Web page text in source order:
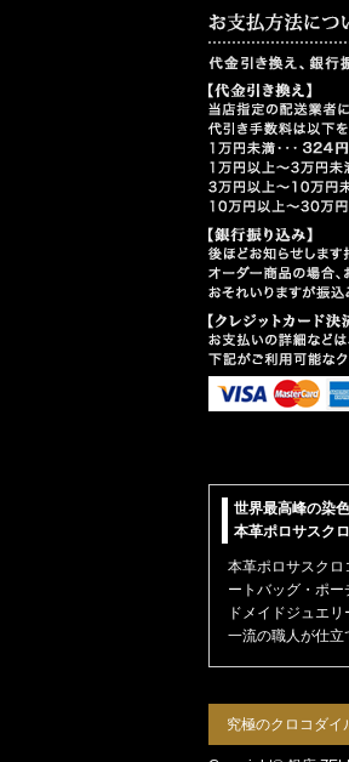
世界最高峰の染
本革ポロサスク
本革ポロサスクロ
ートバッグ・ポー
ドメイドジュエリ
一流の職人が仕立
究極のクロコダイ